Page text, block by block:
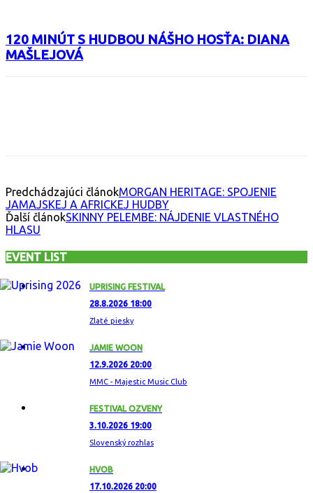
120 MINÚT S HUDBOU NÁŠHO HOSŤA: DIANA
MAŠLEJOVÁ
Predchádzajúci článokMORGAN HERITAGE: SPOJENIE
JAMAJSKEJ A AFRICKEJ HUDBY
Ďalší článokSKINNY PELEMBE: NÁJDENIE VLASTNÉHO
HLASU
EVENT LIST
UPRISING FESTIVAL
28.8.2026 18:00
Zlaté piesky
JAMIE WOON
12.9.2026 20:00
MMC - Majestic Music Club
FESTIVAL OZVENY
3.10.2026 19:00
Slovenský rozhlas
HVOB
17.10.2026 20:00